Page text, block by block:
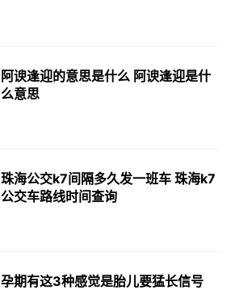
阿谀逢迎的意思是什么 阿谀逢迎是什
么意思
珠海公交k7间隔多久发一班车 珠海k7
公交车路线时间查询
孕期有这3种感觉是胎儿要猛长信号